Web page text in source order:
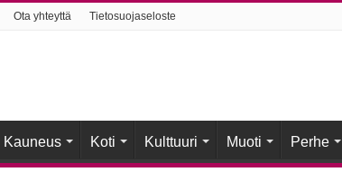
Ota yhteyttä Tietosuojaseloste
Kauneus Koti Kulttuuri Muoti Perhe